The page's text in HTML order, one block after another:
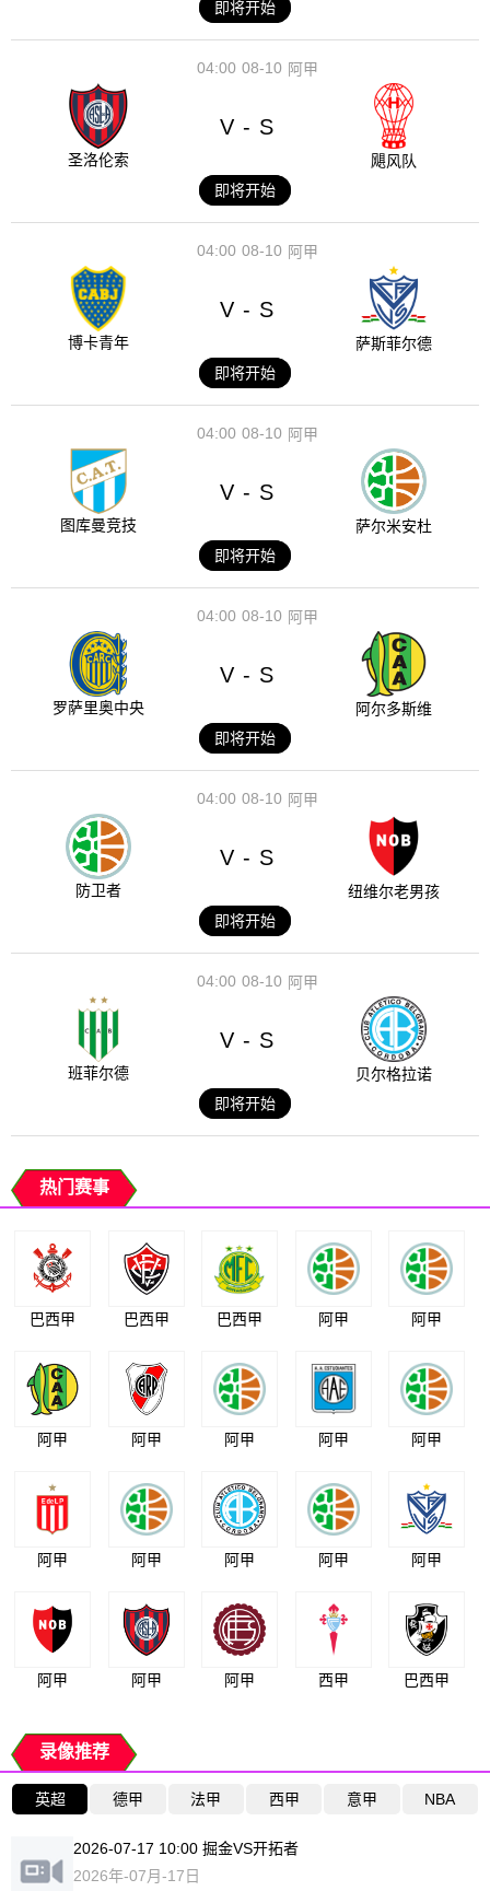
即将开始
08-10
04:00 阿甲
圣洛伦索
V - S
飓风队
即将开始
08-10
04:00 阿甲
博卡青年
V - S
萨斯菲尔德
即将开始
08-10
04:00 阿甲
图库曼竞技
V - S
萨尔米安杜
即将开始
08-10
04:00 阿甲
罗萨里奥中央
V - S
阿尔多斯维
即将开始
08-10
04:00 阿甲
防卫者
V - S
纽维尔老男孩
即将开始
08-10
04:00 阿甲
班菲尔德
V - S
贝尔格拉诺
即将开始
热门赛事
巴西甲 巴西甲 巴西甲 阿甲 阿甲
阿甲 阿甲 阿甲 阿甲 阿甲
阿甲 阿甲 阿甲 阿甲 阿甲
阿甲 阿甲 阿甲 西甲 巴西甲
录像推荐
英超 德甲 法甲 西甲 意甲 NBA
2026-07-17 10:00 掘金VS开拓者
2026年-07月-17日